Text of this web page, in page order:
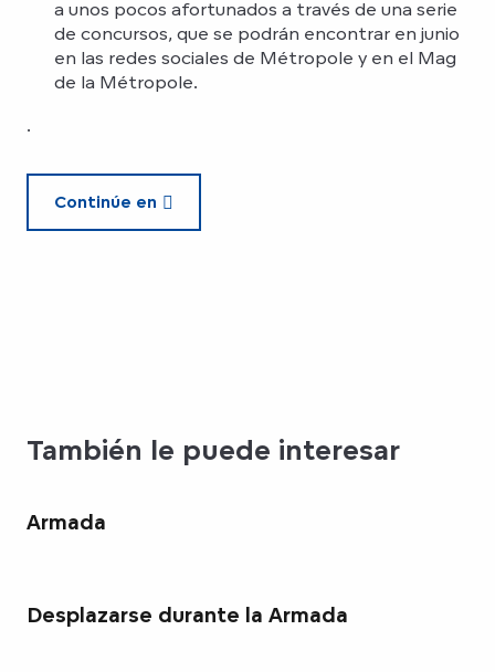
a unos pocos afortunados a través de una serie
de concursos, que se podrán encontrar en junio
en las redes sociales de Métropole y en el Mag
de la Métropole.
.
Continúe en
También le puede interesar
Armada
Desplazarse durante la Armada